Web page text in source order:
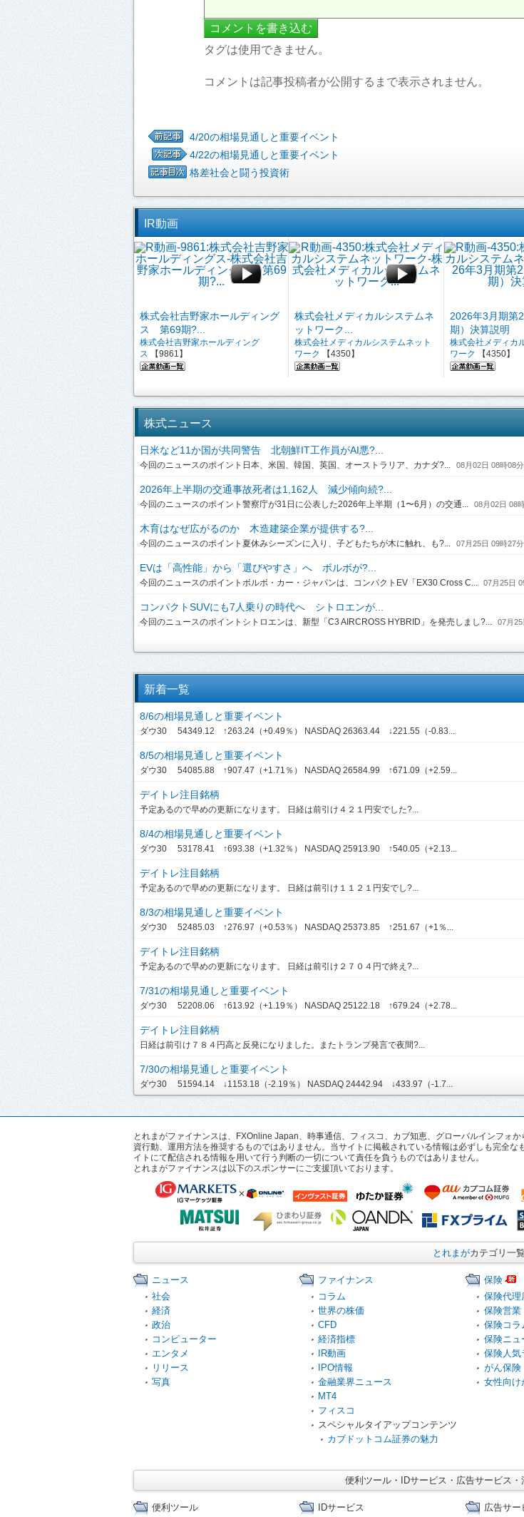
タグは使用できません。
コメントは記事投稿者が公開するまで表示されません。
4/20の相場見通しと重要イベント
4/22の相場見通しと重要イベント
格差社会と闘う投資術
IR動画
株式会社吉野家ホールディング
ス 第69期?...
株式会社吉野家ホールディング
ス 【9861】
株式会社メディカルシステムネ
ットワーク...
株式会社メディカルシステムネット
ワーク
【4350】
2026年3月期第
期）決算説明
株式会社メディカ
ワーク
【4350】
株式ニュース
日米など11か国が共同警告 北朝鮮IT工作員がAI悪?...
今回のニュースのポイント日本、米国、韓国、英国、オーストラリア、カナダ?... 08月02日 08時08分
2026年上半期の交通事故死者は1,162人 減少傾向続?...
今回のニュースのポイント警察庁が31日に公表した2026年上半期（1〜6月）の交通... 08月02日 08
木育はなぜ広がるのか 木造建築企業が提供する?...
今回のニュースのポイント夏休みシーズンに入り、子どもたちが木に触れ、も?... 07月25日 09時27分
EVは「高性能」から「選びやすさ」へ ボルボが?...
今回のニュースのポイントボルボ・カー・ジャパンは、コンパクトEV「EX30 Cross C... 07月25日
コンパクトSUVにも7人乗りの時代へ シトロエンが...
今回のニュースのポイントシトロエンは、新型「C3 AIRCROSS HYBRID」を発売しまし?... 07月
新着一覧
8/6の相場見通しと重要イベント
ダウ30 54349.12 ↑263.24（+0.49％） NASDAQ 26363.44 ↓221.55（-0.83...
8/5の相場見通しと重要イベント
ダウ30 54085.88 ↑907.47（+1.71％） NASDAQ 26584.99 ↑671.09（+2.59...
デイトレ注目銘柄
予定あるので早めの更新になります。 日経は前引け４２１円安でした?...
8/4の相場見通しと重要イベント
ダウ30 53178.41 ↑693.38（+1.32％） NASDAQ 25913.90 ↑540.05（+2.13...
デイトレ注目銘柄
予定あるので早めの更新になります。 日経は前引け１１２１円安でし?...
8/3の相場見通しと重要イベント
ダウ30 52485.03 ↑276.97（+0.53％） NASDAQ 25373.85 ↑251.67（+1％...
デイトレ注目銘柄
予定あるので早めの更新になります。 日経は前引け２７０４円で終え?...
7/31の相場見通しと重要イベント
ダウ30 52208.06 ↑613.92（+1.19％） NASDAQ 25122.18 ↑679.24（+2.78...
デイトレ注目銘柄
日経は前引け７８４円高と反発になりました。またトランプ発言で夜間?...
7/30の相場見通しと重要イベント
ダウ30 51594.14 ↓1153.18（-2.19％） NASDAQ 24442.94 ↓433.97（-1.7...
とれまがファイナンスは、FXOnline Japan、時事通信、フィスコ、カブ知恵、グローバルインフォ
資行動、運用方法を推奨するものではありません。当サイトに掲載されている情報は必ずしも完全
イトにて配信される情報を用いて行う判断の一切について責任を負うものではありません。
とれまがファイナンスは以下のスポンサーにご支援頂いております。
とれまがカテゴリ一覧
ニュース
社会
経済
政治
コンピューター
エンタメ
リリース
写真
ファイナンス
コラム
世界の株価
CFD
経済指標
IR動画
IPO情報
金融業界ニュース
MT4
フィスコ
スペシャルタイアップコンテンツ
カブドットコム証券の魅力
保険
保険代理
保険営業
保険コラ
保険ニュ
保険人気
がん保険
女性向け
便利ツール・IDサービス・広告サービス
便利ツール IDサービス 広告サー